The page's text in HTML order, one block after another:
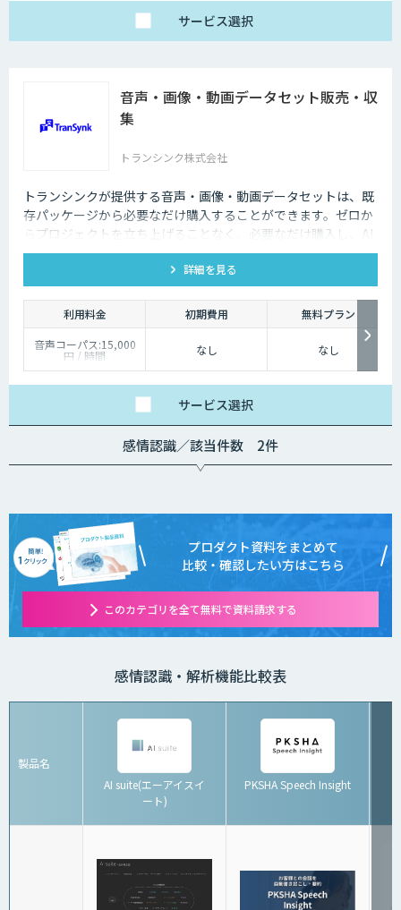
サービス選択
音声・画像・動画データセット販売・収
集
トランシンク株式会社
トランシンクが提供する音声・画像・動画データセットは、既
存パッケージから必要なだけ購入することができます。ゼロか
らプロジェクトを立ち上げることなく、必要なだけ購入し、AI
モデルの開発ができます。
詳細を見る
利用料金 初期費用
無料プラン
音声コーパス:15,000
円 / 時間
人物写真画像収集:300
なし なし
サービス選択
感情認識／該当件数 2件
プロダクト資料をまとめて
比較・確認したい方はこちら
このカテゴリを全て無料で資料請求する
感情認識・解析機能比較表
製品名
AI suite(エーアイスイ
ート)
PKSHA Speech Insight